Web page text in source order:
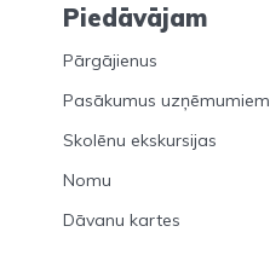
Piedāvājam
Pārgājienus
Pasākumus uzņēmumiem
Skolēnu ekskursijas
Nomu
Dāvanu kartes